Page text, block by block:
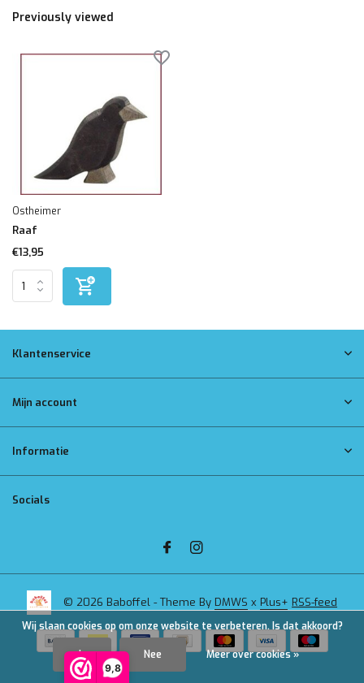
9,8
Previously viewed
Ostheimer
Raaf
€13,95
Klantenservice
Mijn account
Informatie
Socials
© 2026 Baboffel - Theme By DMWS x Plus+ RSS-feed
Wij slaan cookies op om onze website te verbeteren. Is dat akkoord?
Ja Nee Meer over cookies »